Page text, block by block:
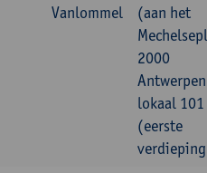
Vanlommel
(aan het
2000
lokaal 101
(eerste